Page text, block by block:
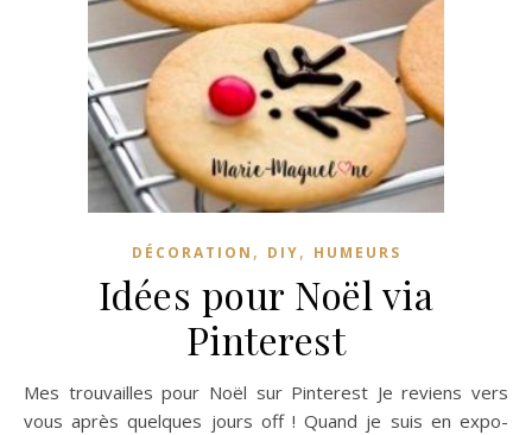
DÉCORATION , DIY, HUMEURS
Idées pour Noël via
Pinterest
Mes trouvailles pour Noël sur Pinterest Je reviens vers
vous après quelques jours off ! Quand je suis en expo-